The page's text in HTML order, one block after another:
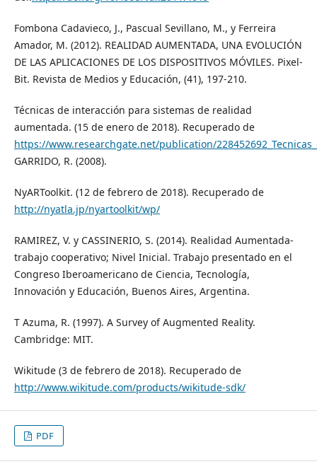
Fombona Cadavieco, J., Pascual Sevillano, M., y Ferreira
Amador, M. (2012). REALIDAD AUMENTADA, UNA EVOLUCIÓN
DE LAS APLICACIONES DE LOS DISPOSITIVOS MÓVILES. Pixel-
Bit. Revista de Medios y Educación, (41), 197-210.
Técnicas de interacción para sistemas de realidad
aumentada. (15 de enero de 2018). Recuperado de
https://www.researchgate.net/publication/
GARRIDO, R. (2008).
NyARToolkit. (12 de febrero de 2018). Recuperado de
http://nyatla.jp/nyartoolkit/wp/
RAMIREZ, V. y CASSINERIO, S. (2014). Realidad Aumentada-
trabajo cooperativo; Nivel Inicial. Trabajo presentado en el
Congreso Iberoamericano de Ciencia, Tecnología,
Innovación y Educación, Buenos Aires, Argentina.
T Azuma, R. (1997). A Survey of Augmented Reality.
Cambridge: MIT.
Wikitude (3 de febrero de 2018). Recuperado de
http://www.wikitude.com/products/wikitude-sdk/
PDF